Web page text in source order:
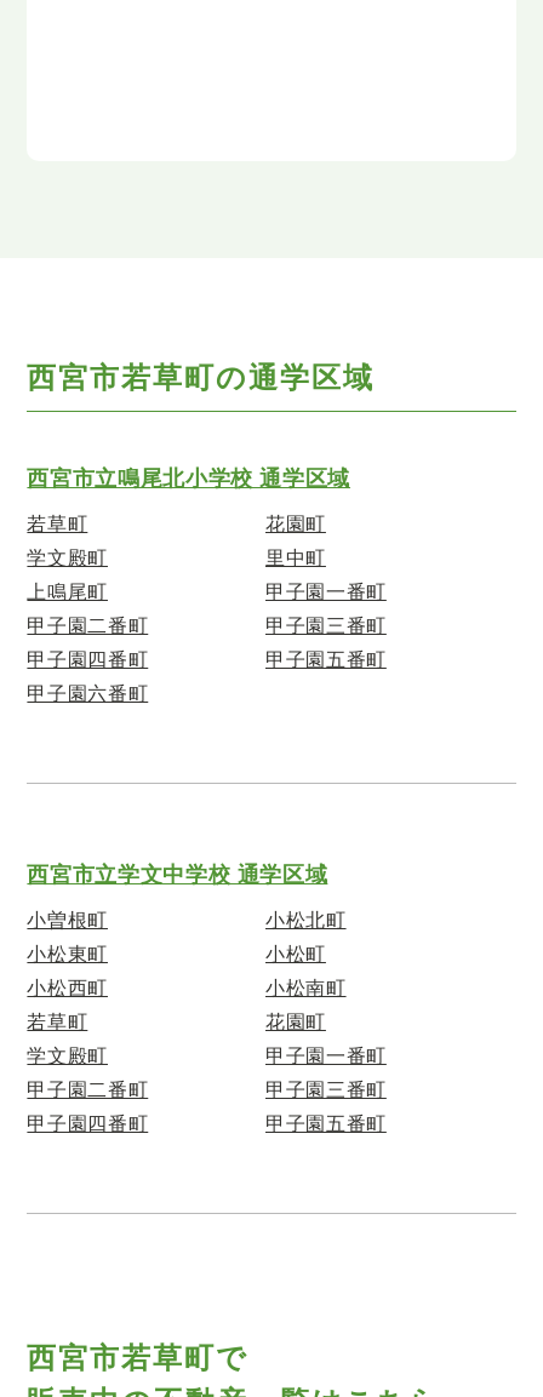
西宮市若草町の通学区域
西宮市立鳴尾北小学校 通学区域
若草町
花園町
学文殿町
里中町
上鳴尾町
甲子園一番町
甲子園二番町
甲子園三番町
甲子園四番町
甲子園五番町
甲子園六番町
西宮市立学文中学校 通学区域
小曽根町
小松北町
小松東町
小松町
小松西町
小松南町
若草町
花園町
学文殿町
甲子園一番町
甲子園二番町
甲子園三番町
甲子園四番町
甲子園五番町
西宮市若草町で